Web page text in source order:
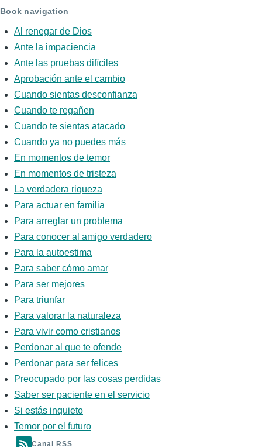
Book navigation
Al renegar de Dios
Ante la impaciencia
Ante las pruebas difíciles
Aprobación ante el cambio
Cuando sientas desconfianza
Cuando te regañen
Cuando te sientas atacado
Cuando ya no puedes más
En momentos de temor
En momentos de tristeza
La verdadera riqueza
Para actuar en familia
Para arreglar un problema
Para conocer al amigo verdadero
Para la autoestima
Para saber cómo amar
Para ser mejores
Para triunfar
Para valorar la naturaleza
Para vivir como cristianos
Perdonar al que te ofende
Perdonar para ser felices
Preocupado por las cosas perdidas
Saber ser paciente en el servicio
Si estás inquieto
Temor por el futuro
Canal RSS